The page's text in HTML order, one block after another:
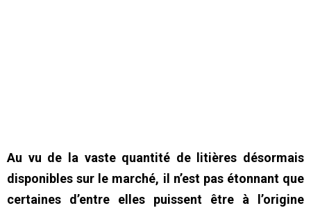
Au vu de la vaste quantité de litières désormais
disponibles sur le marché, il n’est pas étonnant que
certaines d’entre elles puissent être à l’origine